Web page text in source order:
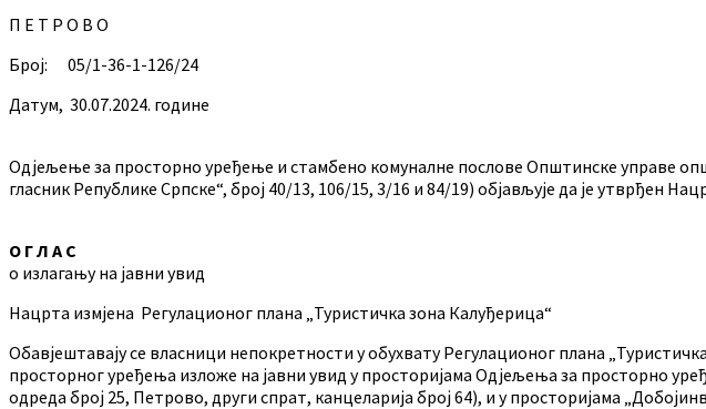
П Е Т Р О В О
Број: 05/1-36-1-126/24
Датум, 30.07.2024. године
Одјељење за просторно уређење и стамбено комуналне послове Општинске управе
гласник Републике Српске“, број 40/13, 106/15, 3/16 и 84/19) објављује да је утврђен
О Г Л А С
о излагању на јавни увид
Нацрта измјена Регулационог плана „Туристичка зона Калуђерица“
Обавјештавају се власници непокретности у обухвату Регулационог плана
просторног уређења изложе на јавни увид у просторијама Одјељења за просторно
одреда број 25, Петрово, други спрат, канцеларија број 64), и у просторијама